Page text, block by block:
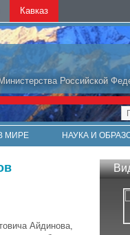
Кавказ
Российской
МИРЕ НАУКА И
Айдинова,